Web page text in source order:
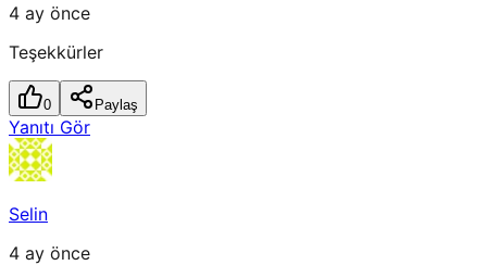
4 ay önce
Teşekkürler
0 Paylaş
Yanıtı Gör
Selin
4 ay önce